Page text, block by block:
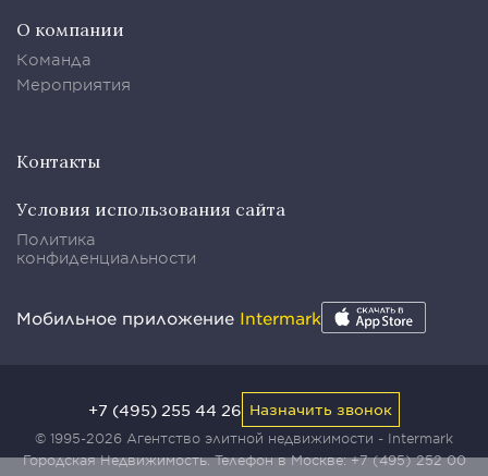
О компании
Команда
Мероприятия
Контакты
Условия использования сайта
Политика
конфиденциальности
Мобильное приложение Intermark
© 1995-2026 Агентство элитной недвижимости - Intermark
Городская Недвижимость. Телефон в Москве:+7 (495) 252 00
+7 (495) 255 44 26 Назначить звонок